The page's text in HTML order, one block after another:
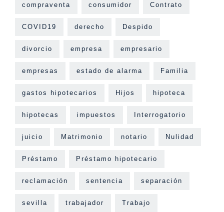
compraventa consumidor Contrato
COVID19 derecho Despido
divorcio empresa empresario
empresas estado de alarma Familia
gastos hipotecarios Hijos hipoteca
hipotecas impuestos Interrogatorio
juicio Matrimonio notario Nulidad
Préstamo Préstamo hipotecario
reclamación sentencia separación
sevilla trabajador Trabajo